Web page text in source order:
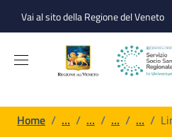
Vai al sito della Regione del Veneto
Briciole di pane
Home / … / … / … / … /